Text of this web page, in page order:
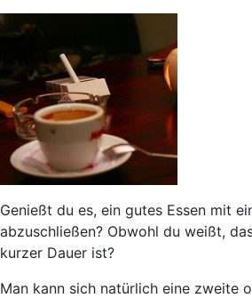
Genießt du es, ein gutes Essen mit
abzuschließen? Obwohl du weißt,
kurzer Dauer ist?
Man kann sich natürlich eine zweite